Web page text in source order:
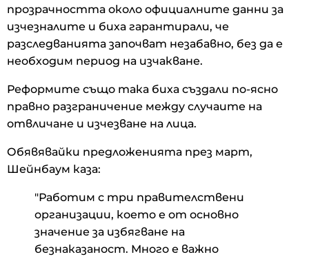
прозрачността около официалните данни за
изчезналите и биха гарантирали, че
разследванията започват незабавно, без да е
необходим период на изчакване.
Реформите също така биха създали по-ясно
правно разграничение между случаите на
отвличане и изчезване на лица.
Обявявайки предложенията през март,
Шейнбаум каза:
"Работим с три правителствени
организации, което е от основно
значение за избягване на
безнаказаност. Много е важно